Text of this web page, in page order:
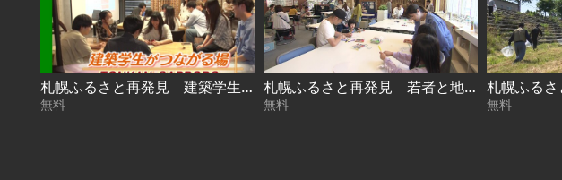
札幌ふるさと再発見 建築学生がつながる場～TONKAN SAPPORO～2026年8月1日放送
無料
札幌ふるさと再発見 若者と地域を結ぶ拠点～札幌市若者支援施設 Youth⁺～2026年7月25日放送
無料 無料